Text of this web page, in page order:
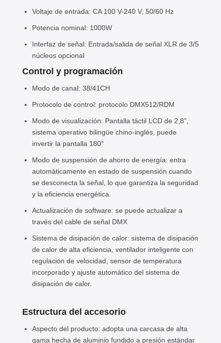
Voltaje de entrada: CA 100 V-240 V, 50/60 Hz
Potencia nominal: 1000W
Interfaz de señal: Entrada/salida de señal XLR de 3/5
núcleos opcional
Control y programación
Modo de canal: 38/41CH
Protocolo de control: protocolo DMX512/RDM
Modo de visualización: Pantalla táctil LCD de 2,8",
sistema operativo bilingüe chino-inglés, puede
invertir la pantalla 180°
Modo de suspensión de ahorro de energía: entra
automáticamente en estado de suspensión cuando
se desconecta la señal, lo que garantiza la seguridad
y la eficiencia energética.
Actualización de software: se puede actualizar a
través del cable de señal DMX
Sistema de disipación de calor: sistema de disipación
de calor de alta eficiencia, ventilador inteligente con
regulación de velocidad, sensor de temperatura
incorporado y ajuste automático del sistema de
disipación de calor.
Estructura del accesorio
Aspecto del producto: adopta una carcasa de alta
gama hecha de aluminio fundido a presión estándar